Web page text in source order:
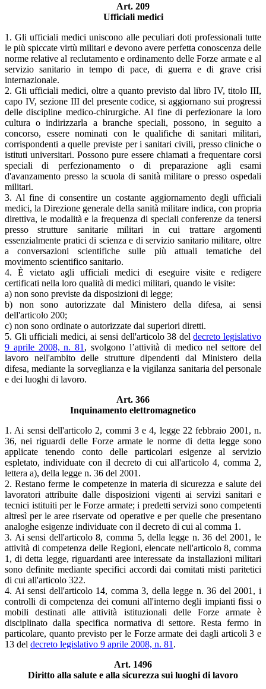
Art. 209
Ufficiali medici
1. Gli ufficiali medici uniscono alle peculiari doti professionali tutte
le più spiccate virtù militari e devono avere perfetta conoscenza delle
norme relative al reclutamento e ordinamento delle Forze armate e al
servizio sanitario in tempo di pace, di guerra e di grave crisi
internazionale.
2. Gli ufficiali medici, oltre a quanto previsto dal libro IV, titolo III,
capo IV, sezione III del presente codice, si aggiornano sui progressi
delle discipline medico-chirurgiche. Al fine di perfezionare la loro
cultura o indirizzarla a branche speciali, possono, in seguito a
concorso, essere nominati con le qualifiche di sanitari militari,
corrispondenti a quelle previste per i sanitari civili, presso cliniche o
istituti universitari. Possono pure essere chiamati a frequentare corsi
speciali di perfezionamento o di preparazione agli esami
d'avanzamento presso la scuola di sanità militare o presso ospedali
militari.
3. Al fine di consentire un costante aggiornamento degli ufficiali
medici, la Direzione generale della sanità militare indica, con propria
direttiva, le modalità e la frequenza di speciali conferenze da tenersi
presso strutture sanitarie militari in cui trattare argomenti
essenzialmente pratici di scienza e di servizio sanitario militare, oltre
a conversazioni scientifiche sulle più attuali tematiche del
movimento scientifico sanitario.
4. È vietato agli ufficiali medici di eseguire visite e redigere
certificati nella loro qualità di medici militari, quando le visite:
a) non sono previste da disposizioni di legge;
b) non sono autorizzate dal Ministero della difesa, ai sensi
dell'articolo 200;
c) non sono ordinate o autorizzate dai superiori diretti.
5. Gli ufficiali medici, ai sensi dell'articolo 38 deldecreto legislativo
9 aprile 2008, n. 81 , svolgono l’attività di medico nel settore del
lavoro nell'ambito delle strutture dipendenti dal Ministero della
difesa, mediante la sorveglianza e la vigilanza sanitaria del personale
e dei luoghi di lavoro.
Art. 366
Inquinamento elettromagnetico
1. Ai sensi dell'articolo 2, commi 3 e 4, legge 22 febbraio 2001, n.
36, nei riguardi delle Forze armate le norme di detta legge sono
applicate tenendo conto delle particolari esigenze al servizio
espletato, individuate con il decreto di cui all'articolo 4, comma 2,
lettera a), della legge n. 36 del 2001.
2. Restano ferme le competenze in materia di sicurezza e salute dei
lavoratori attribuite dalle disposizioni vigenti ai servizi sanitari e
tecnici istituiti per le Forze armate; i predetti servizi sono competenti
altresì per le aree riservate od operative e per quelle che presentano
analoghe esigenze individuate con il decreto di cui al comma 1.
3. Ai sensi dell'articolo 8, comma 5, della legge n. 36 del 2001, le
attività di competenza delle Regioni, elencate nell'articolo 8, comma
1, di detta legge, riguardanti aree interessate da installazioni militari
sono definite mediante specifici accordi dai comitati misti paritetici
di cui all'articolo 322.
4. Ai sensi dell'articolo 14, comma 3, della legge n. 36 del 2001, i
controlli di competenza dei comuni all'interno degli impianti fissi o
mobili destinati alle attività istituzionali delle Forze armate è
disciplinato dalla specifica normativa di settore. Resta fermo in
particolare, quanto previsto per le Forze armate dei dagli articoli 3 e
13 del decreto legislativo 9 aprile 2008, n. 81 .
Art. 1496
Diritto alla salute e alla sicurezza sui luoghi di lavoro